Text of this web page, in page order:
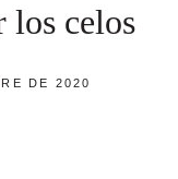
los celos
DE 2020